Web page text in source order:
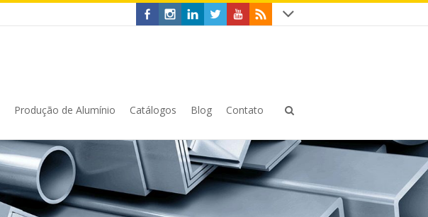
Produção de Alumínio Catálogos Blog Contato